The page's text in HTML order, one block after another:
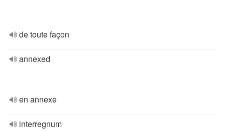
de toute façon
annexed
en annexe
interregnum